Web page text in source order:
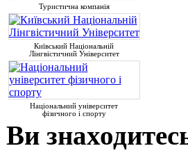
Туристична компанія
Київський Національній
Лінгвістичний Університет
Національний університет
фізичного і спорту
Ви